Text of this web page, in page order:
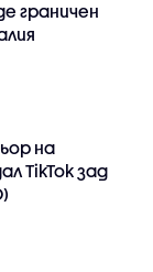
граничен
на
TikTok зад